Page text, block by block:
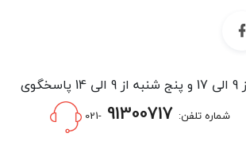
شنبه تا چهارشنبه از 9 الی 17 و پنج شنبه از 9 الی 14 پاسخگوی
شماره تلفن: -021